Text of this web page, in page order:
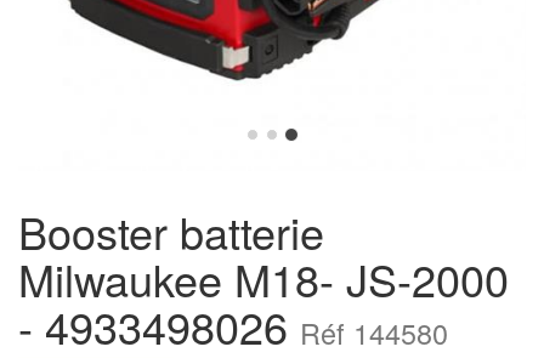
Booster batterie
Milwaukee M18- JS-2000
- 4933498026 Réf 144580